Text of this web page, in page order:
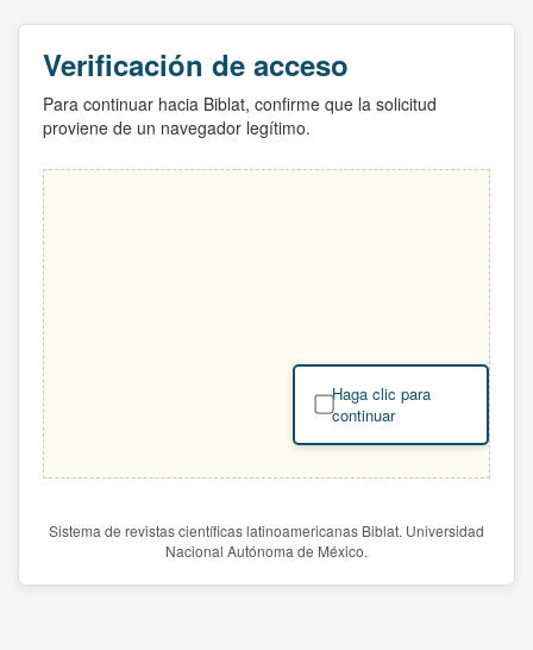
Verificación de acceso
Para continuar hacia Biblat, confirme que la solicitud
proviene de un navegador legítimo.
Haga clic para
continuar
Sistema de revistas científicas latinoamericanas Biblat. Universidad
Nacional Autónoma de México.